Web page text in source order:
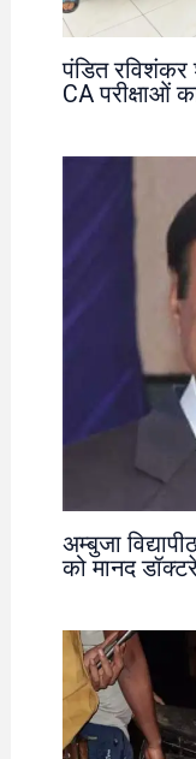
पंडित रविशंकर
CA परीक्षाओं
अम्बुजा
को मानद